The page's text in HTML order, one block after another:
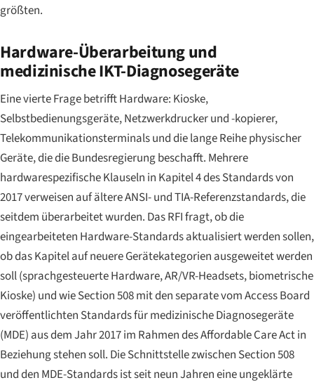
größten.
Hardware-Überarbeitung und
medizinische IKT-Diagnosegeräte
Eine vierte Frage betrifft Hardware: Kioske,
Selbstbedienungsgeräte, Netzwerkdrucker und -kopierer,
Telekommunikationsterminals und die lange Reihe physischer
Geräte, die die Bundesregierung beschafft. Mehrere
hardwarespezifische Klauseln in Kapitel 4 des Standards von
2017 verweisen auf ältere ANSI- und TIA-Referenzstandards, die
seitdem überarbeitet wurden. Das RFI fragt, ob die
eingearbeiteten Hardware-Standards aktualisiert werden sollen,
ob das Kapitel auf neuere Gerätekategorien ausgeweitet werden
soll (sprachgesteuerte Hardware, AR/VR-Headsets, biometrische
Kioske) und wie Section 508 mit den separate vom Access Board
veröffentlichten Standards für medizinische Diagnosegeräte
(MDE) aus dem Jahr 2017 im Rahmen des Affordable Care Act in
Beziehung stehen soll. Die Schnittstelle zwischen Section 508
und den MDE-Standards ist seit neun Jahren eine ungeklärte